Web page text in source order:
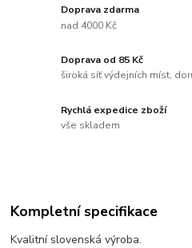
Doprava zdarma
nad 4000 Kč
Doprava od 85 Kč
široká síť výdejních míst,
Rychlá expedice zboží
vše skladem
Kompletní specifikace
Kvalitní slovenská výroba.